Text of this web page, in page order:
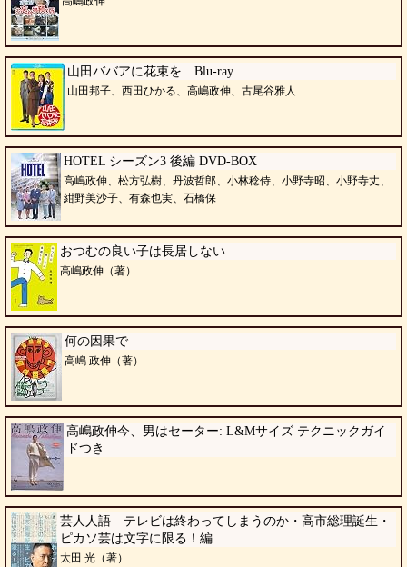
山田ババアに花束を Blu-ray
山田邦子、西田ひかる、高嶋政伸、古尾谷雅人
HOTEL シーズン3 後編 DVD-BOX
高嶋政伸、松方弘樹、丹波哲郎、小林稔侍、小野寺昭、小野寺丈、
紺野美沙子、有森也実、石橋保
おつむの良い子は長居しない
高嶋政伸（著）
何の因果で
高嶋 政伸（著）
高嶋政伸今、男はセーター: L&Mサイズ テクニックガイ
ドつき
芸人人語 テレビは終わってしまうのか・高市総理誕生・
ピカソ芸は文字に限る！編
太田 光（著）